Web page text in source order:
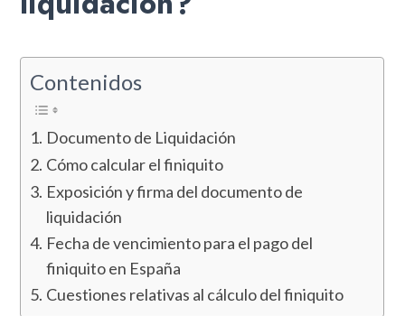
Contenidos
Documento de Liquidación
Cómo calcular el finiquito
Exposición y firma del documento de
liquidación
Fecha de vencimiento para el pago del
finiquito en España
Cuestiones relativas al cálculo del finiquito